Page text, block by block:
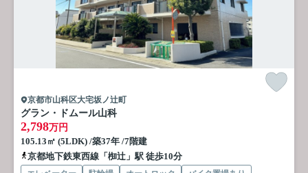
京都市山科区大宅坂ノ辻町
グラン・ドムール山科
2,798万円
105.13㎡ (5LDK) /築37年 /7階建
京都地下鉄東西線「椥辻」駅 徒歩10分